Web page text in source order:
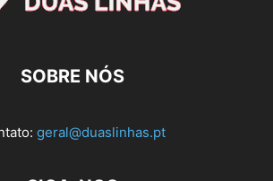
SOBRE NÓS
geral@duaslinhas.pt